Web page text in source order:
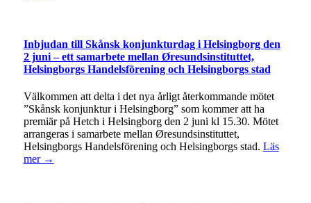
Inbjudan till Skånsk konjunkturdag i Helsingborg den
2 juni – ett samarbete mellan Øresundsinstituttet,
Helsingborgs Handelsförening och Helsingborgs stad
Välkommen att delta i det nya årligt återkommande mötet
”Skånsk konjunktur i Helsingborg” som kommer att ha
premiär på Hetch i Helsingborg den 2 juni kl 15.30. Mötet
arrangeras i samarbete mellan Øresundsinstituttet,
Helsingborgs Handelsförening och Helsingborgs stad. Läs
mer →